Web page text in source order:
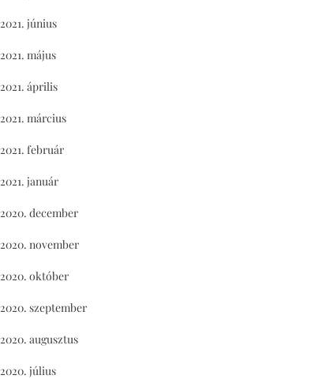
2021. június
2021. május
2021. április
2021. március
2021. február
2021. január
2020. december
2020. november
2020. október
2020. szeptember
2020. augusztus
2020. július